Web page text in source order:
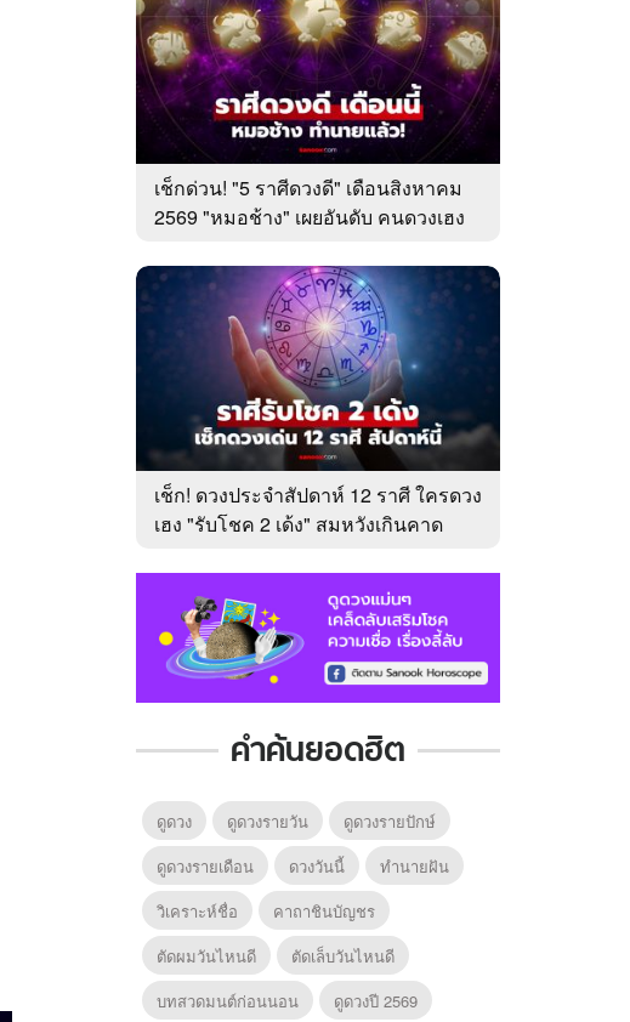
เช็กด่วน! "5 ราศีดวงดี" เดือนสิงหาคม
2569 "หมอช้าง" เผยอันดับ คนดวงเฮง
เช็ก! ดวงประจำสัปดาห์ 12 ราศี ใครดวง
เฮง "รับโชค 2 เด้ง" สมหวังเกินคาด
คำค้นยอดฮิต
ดูดวง ดูดวงรายวัน
ดูดวงรายปักษ์
ดูดวงรายเดือน
ดวงวันนี้
ทํานายฝัน
วิเคราะห์ชื่อ
คาถาชินบัญชร
ตัดผมวันไหนดี
ตัดเล็บวันไหนดี
บทสวดมนต์ก่อนนอน
ดูดวงปี 2569